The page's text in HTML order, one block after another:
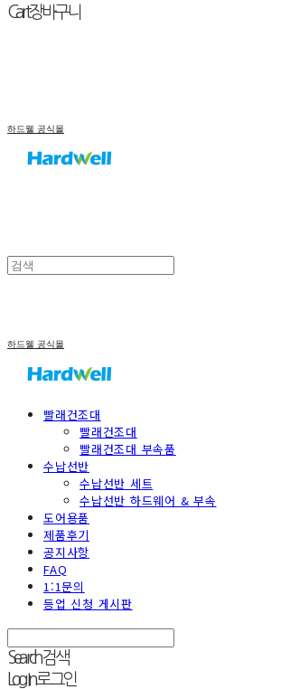
Cart장바구니
하드웰 공식몰
하드웰 공식몰
빨래건조대
빨래건조대
빨래건조대 부속품
수납선반
수납선반 세트
수납선반 하드웨어 & 부속
도어용품
제품후기
공지사항
FAQ
1:1문의
등업 신청 게시판
Search검색
Log In로그인